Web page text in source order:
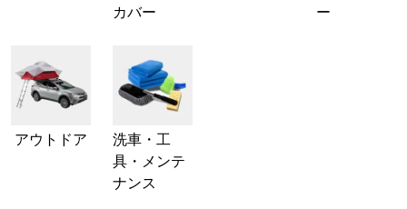
カバー
ー
アウトドア
洗車・工
具・メンテ
ナンス